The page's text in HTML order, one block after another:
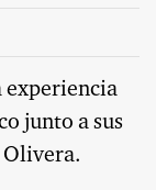
experiencia
junto a sus
Olivera.